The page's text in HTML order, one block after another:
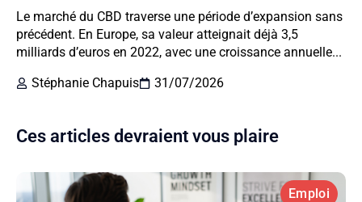
Le marché du CBD traverse une période d’expansion sans
précédent. En Europe, sa valeur atteignait déjà 3,5
milliards d’euros en 2022, avec une croissance annuelle...
Stéphanie Chapuis
31/07/2026
Ces articles devraient vous plaire
Emploi